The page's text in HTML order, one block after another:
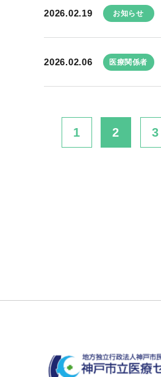
2026.02.19 お知らせ
2026.02.06 医療関係者
1 2 3